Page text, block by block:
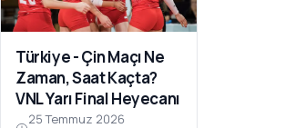
Türkiye - Çin Maçı Ne
Zaman, Saat Kaçta?
VNL Yarı Final Heyecanı
25 Temmuz 2026